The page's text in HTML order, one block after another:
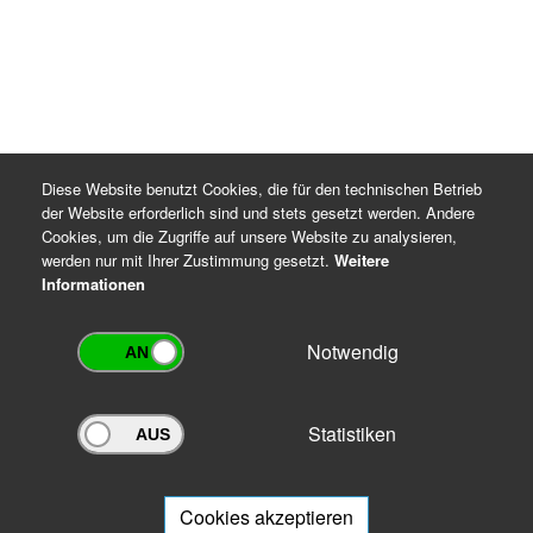
Archivportal Thüringen
Ihnen beratend zur Seite.
Diese Website benutzt Cookies, die für den technischen Betrieb
der Website erforderlich sind und stets gesetzt werden. Andere
Cookies, um die Zugriffe auf unsere Website zu analysieren,
werden nur mit Ihrer Zustimmung gesetzt. Weitere
Informationen
Notwendig
Statistiken
Cookies akzeptieren